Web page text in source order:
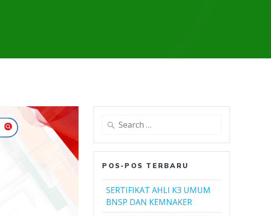
Search
POS-POS TERBARU
SERTIFIKAT AHLI K3 UMUM
BNSP DAN KEMNAKER